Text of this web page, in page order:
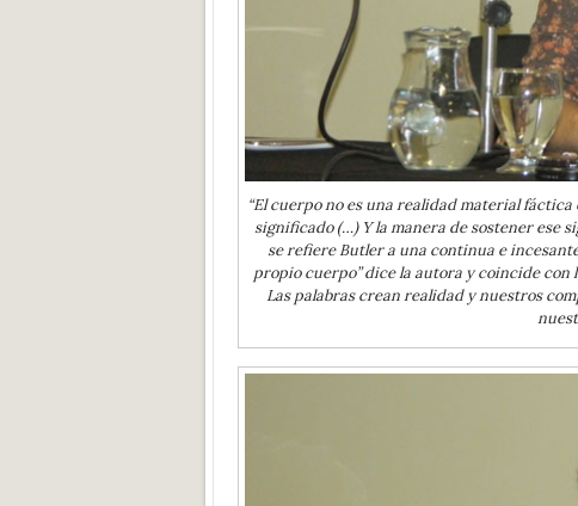
“El cuerpo no es una realidad material
significado (…) Y la manera de sostener ese
se refiere Butler a una continua e
propio cuerpo” dice la autora y coincide
Las palabras crean realidad y nuestros